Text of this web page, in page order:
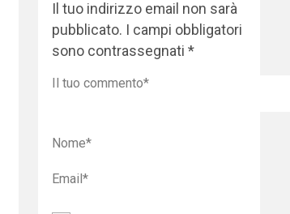
Il tuo indirizzo email non sarà
pubblicato. I campi obbligatori
sono contrassegnati*